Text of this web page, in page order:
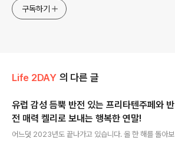
구독하기
Life 2DAY 의 다른 글
유럽 감성 듬뿍 반전 있는 프리타텐주페와 반
전 매력 켈리로 보내는 행복한 연말!
어느덧 2023년도 끝나가고 있습니다. 올 한 해를 돌아보